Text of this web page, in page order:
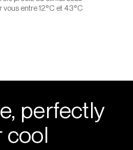
vous entre 12°C et 43°C
perfectly
cool